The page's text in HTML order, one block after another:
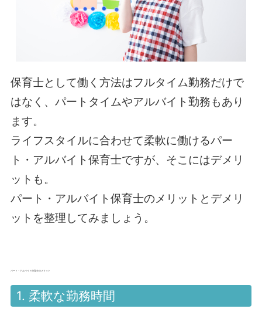
保育士として働く方法はフルタイム勤務だけで
はなく、パートタイムやアルバイト勤務もあり
ます。
ライフスタイルに合わせて柔軟に働けるパー
ト・アルバイト保育士ですが、そこにはデメリ
ットも。
パート・アルバイト保育士のメリットとデメリ
ットを整理してみましょう。
パート・アルバイト保育士のメリット
1. 柔軟な勤務時間